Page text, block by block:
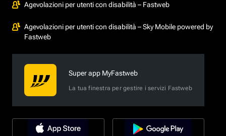
Agevolazioni per utenti con disabilità – Fastweb
Agevolazioni per utenti con disabilità – Sky Mobile powered by
Fastweb
Super app MyFastweb
La tua finestra per gestire i servizi Fastweb